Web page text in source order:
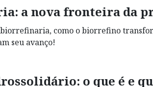
a nova fronteira da
como o biorrefino
seu avanço!
o que é e